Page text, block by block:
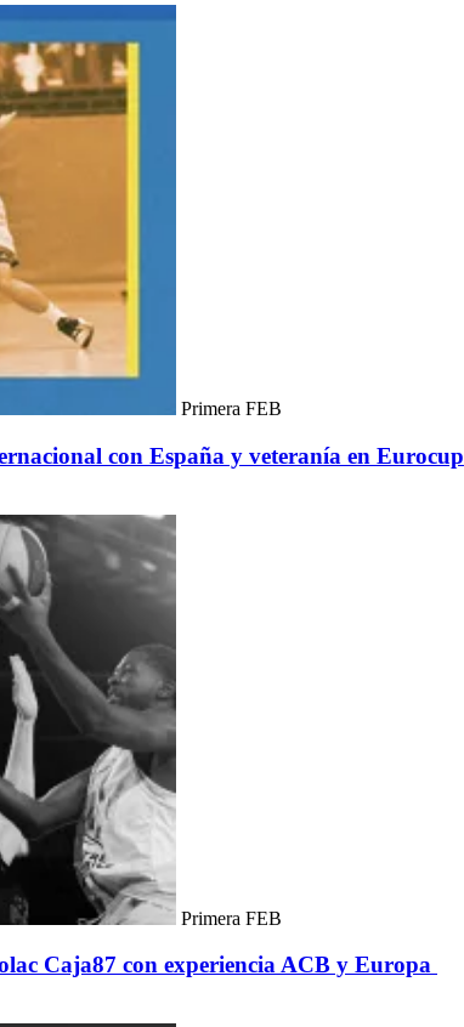
Primera FEB
con España y veteranía en Eurocup
Primera FEB
Caja87 con experiencia ACB y Europa